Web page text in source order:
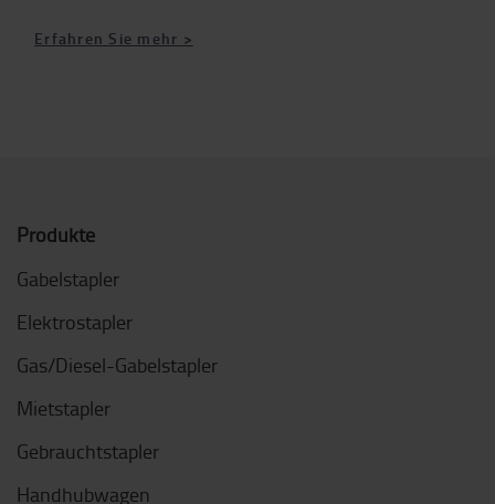
Erfahren Sie mehr >
Produkte
Gabelstapler
Elektrostapler
Gas/Diesel-Gabelstapler
Mietstapler
Gebrauchtstapler
Handhubwagen